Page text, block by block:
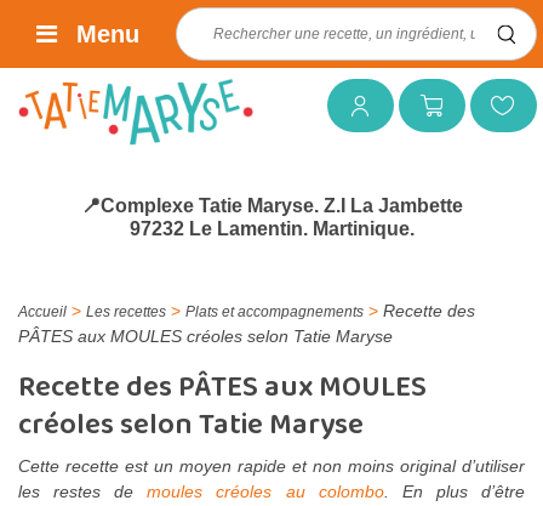
Mon compteMon panierMes favoris
Rechercher :
Menu
📍Complexe Tatie Maryse. Z.I La Jambette
97232 Le Lamentin. Martinique.
Accueil > Les recettes > Plats et accompagnements > Recette des
PÂTES aux MOULES créoles selon Tatie Maryse
Recette des PÂTES aux MOULES
créoles selon Tatie Maryse
Cette recette est un moyen rapide et non moins original d’utiliser
les restes demoules créoles au colombo. En plus d’être